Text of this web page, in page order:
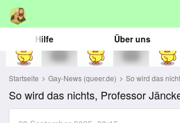
Hilfe Über uns
Startseite Gay-News (queer.de) So wird das
So wird das nichts, Professor